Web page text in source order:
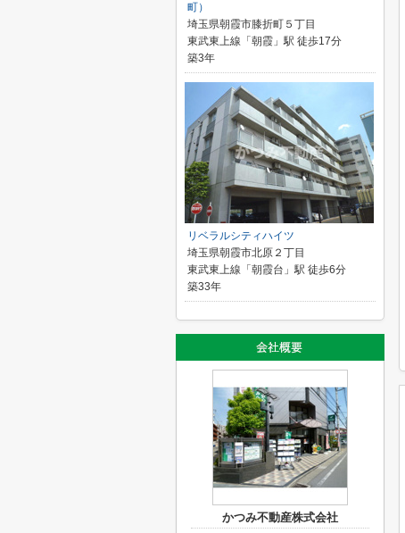
町）
埼玉県朝霞市膝折町５丁目
東武東上線「朝霞」駅 徒歩17分
築3年
リベラルシティハイツ
埼玉県朝霞市北原２丁目
東武東上線「朝霞台」駅 徒歩6分
築33年
かつみ不動産株式会社